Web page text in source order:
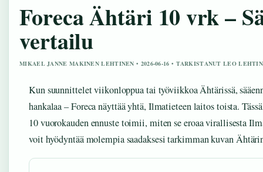
Foreca Ähtäri 10 vrk –
vertailu
MIKAEL JANNE MAKINEN LEHTINEN • 2026-06-16 • TARKISTANUT LEO
Kun suunnittelet viikonloppua tai työviikkoa Ähtärissä,
hankalaa – Foreca näyttää yhtä, Ilmatieteen laitos toista.
10 vuorokauden ennuste toimii, miten se eroaa virallisesta
voit hyödyntää molempia saadaksesi tarkimman kuvan